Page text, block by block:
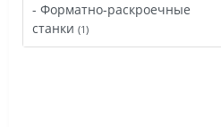
- Форматно-раскроечные
станки (1)